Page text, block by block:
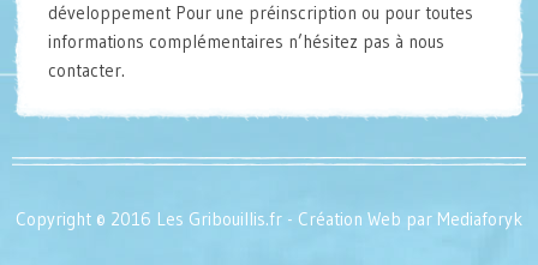
développement Pour une préinscription ou pour toutes
informations complémentaires n’hésitez pas à nous
contacter.
Copyright © 2016 Les Gribouillis.fr - Création Web par Mediaforyk